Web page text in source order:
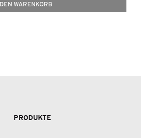
WARENKORB
PRODUKTE